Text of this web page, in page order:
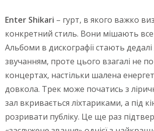
Enter Shikari – гурт, в якого важко
конкретний стиль. Вони мішають все
Альбоми в дискографії стають
звучанням, проте цього взагалі не
концертах, настільки шалена
довкола. Трек може початись з
зал вкривається ліхтариками, а під
розривати публіку. Це ще раз